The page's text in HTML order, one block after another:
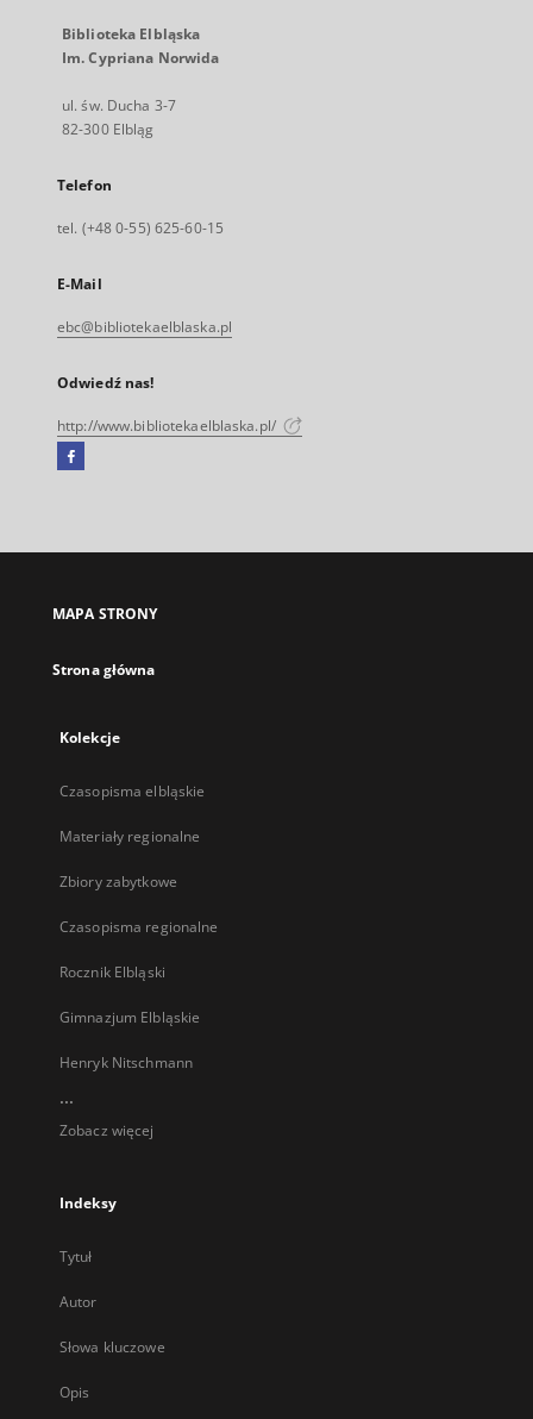
Biblioteka Elbląska
Im. Cypriana Norwida
ul. św. Ducha 3-7
82-300 Elbląg
Telefon
tel. (+48 0-55) 625-60-15
E-Mail
ebc@bibliotekaelblaska.pl
Odwiedź nas!
http://www.bibliotekaelblaska.pl/
Facebook
się
karcie
MAPA STRONY
Strona główna
Kolekcje
Czasopisma elbląskie
Materiały regionalne
Zbiory zabytkowe
Czasopisma regionalne
Rocznik Elbląski
Gimnazjum Elbląskie
Henryk Nitschmann
...
Zobacz więcej
Indeksy
Tytuł
Autor
Słowa kluczowe
Opis